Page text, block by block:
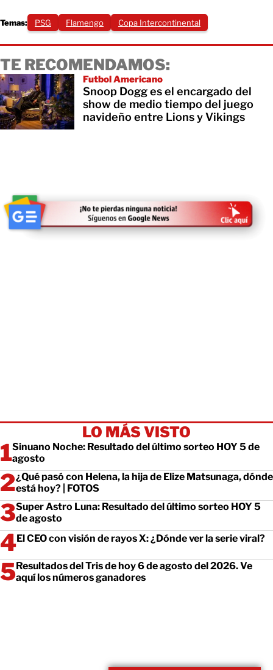
Temas: PSG Flamengo Copa Intercontinental
TE RECOMENDAMOS:
Futbol Americano
Snoop Dogg es el encargado del
show de medio tiempo del juego
navideño entre Lions y Vikings
LO MÁS VISTO
Sinuano Noche: Resultado del último sorteo HOY 5 de
agosto
¿Qué pasó con Helena, la hija de Elize Matsunaga, dónde
está hoy? | FOTOS
Super Astro Luna: Resultado del último sorteo HOY 5
de agosto
El CEO con visión de rayos X: ¿Dónde ver la serie viral?
Resultados del Tris de hoy 6 de agosto del 2026. Ve
aquí los números ganadores